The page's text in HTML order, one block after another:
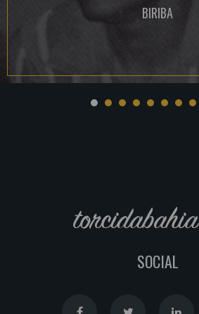
BIRIBA
SOCIAL